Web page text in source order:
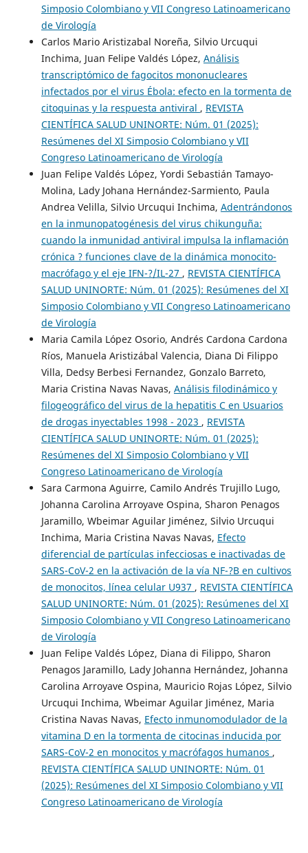
Simposio Colombiano y VII Congreso Latinoamericano
de Virología
Carlos Mario Aristizabal Noreña, Silvio Urcuqui
Inchima, Juan Felipe Valdés López, Análisis
transcriptómico de fagocitos mononucleares
infectados por el virus Ébola: efecto en la tormenta de
citoquinas y la respuesta antiviral , REVISTA
CIENTÍFICA SALUD UNINORTE: Núm. 01 (2025):
Resúmenes del XI Simposio Colombiano y VII
Congreso Latinoamericano de Virología
Juan Felipe Valdés López, Yordi Sebastián Tamayo-
Molina, Lady Johana Hernández-Sarmiento, Paula
Andrea Velilla, Silvio Urcuqui Inchima, Adentrándonos
en la inmunopatogénesis del virus chikunguña:
cuando la inmunidad antiviral impulsa la inflamación
crónica ? funciones clave de la dinámica monocito-
macrófago y el eje IFN-?/IL-27 , REVISTA CIENTÍFICA
SALUD UNINORTE: Núm. 01 (2025): Resúmenes del XI
Simposio Colombiano y VII Congreso Latinoamericano
de Virología
Maria Camila López Osorio, Andrés Cardona Cardona
Ríos, Manuela Aristizábal Valencia, Diana Di Filippo
Villa, Dedsy Berbesi Fernandez, Gonzalo Barreto,
Maria Cristina Navas Navas, Análisis filodinámico y
filogeográfico del virus de la hepatitis C en Usuarios
de drogas inyectables 1998 - 2023 , REVISTA
CIENTÍFICA SALUD UNINORTE: Núm. 01 (2025):
Resúmenes del XI Simposio Colombiano y VII
Congreso Latinoamericano de Virología
Sara Carmona Aguirre, Camilo Andrés Trujillo Lugo,
Johanna Carolina Arroyave Ospina, Sharon Penagos
Jaramillo, Wbeimar Aguilar Jiménez, Silvio Urcuqui
Inchima, Maria Cristina Navas Navas, Efecto
diferencial de partículas infecciosas e inactivadas de
SARS-CoV-2 en la activación de la vía NF-?B en cultivos
de monocitos, línea celular U937 , REVISTA CIENTÍFICA
SALUD UNINORTE: Núm. 01 (2025): Resúmenes del XI
Simposio Colombiano y VII Congreso Latinoamericano
de Virología
Juan Felipe Valdés López, Diana di Filippo, Sharon
Penagos Jaramillo, Lady Johanna Hernández, Johanna
Carolina Arroyave Ospina, Mauricio Rojas López, Silvio
Urcuqui Inchima, Wbeimar Aguilar Jiménez, Maria
Cristina Navas Navas, Efecto inmunomodulador de la
vitamina D en la tormenta de citocinas inducida por
SARS-CoV-2 en monocitos y macrófagos humanos ,
REVISTA CIENTÍFICA SALUD UNINORTE: Núm. 01
(2025): Resúmenes del XI Simposio Colombiano y VII
Congreso Latinoamericano de Virología